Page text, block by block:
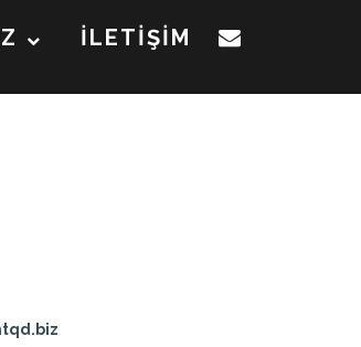
İLETİŞİM